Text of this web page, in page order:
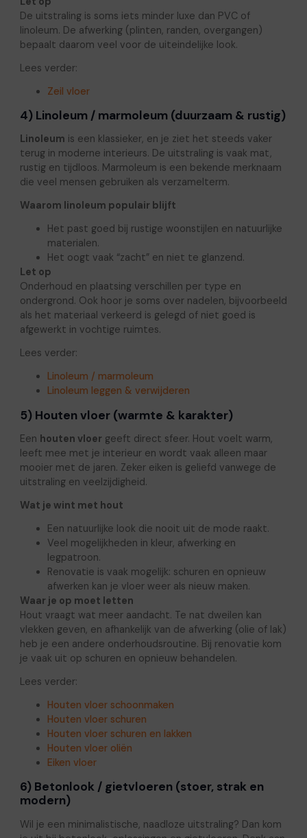
De uitstraling is soms iets minder luxe dan PVC of
linoleum. De afwerking (plinten, randen, overgangen)
bepaalt daarom veel voor de uiteindelijke look.
Lees verder:
Zeil vloer
4) Linoleum / marmoleum (duurzaam & rustig)
Linoleum is een klassieker, en je ziet het steeds vaker
terug in moderne interieurs. De uitstraling is vaak mat,
rustig en tijdloos. Marmoleum is een bekende merknaam
die veel mensen gebruiken als verzamelterm.
Waarom linoleum populair blijft
Het past goed bij rustige woonstijlen en natuurlijke
materialen.
Het oogt vaak “zacht” en niet te glanzend.
Let op
Onderhoud en plaatsing verschillen per type en
ondergrond. Ook hoor je soms over nadelen, bijvoorbeeld
als het materiaal verkeerd is gelegd of niet goed is
afgewerkt in vochtige ruimtes.
Lees verder:
Linoleum / marmoleum
Linoleum leggen & verwijderen
5) Houten vloer (warmte & karakter)
Een houten vloer geeft direct sfeer. Hout voelt warm,
leeft mee met je interieur en wordt vaak alleen maar
mooier met de jaren. Zeker eiken is geliefd vanwege de
uitstraling en veelzijdigheid.
Wat je wint met hout
Een natuurlijke look die nooit uit de mode raakt.
Veel mogelijkheden in kleur, afwerking en
legpatroon.
Renovatie is vaak mogelijk: schuren en opnieuw
afwerken kan je vloer weer als nieuw maken.
Waar je op moet letten
Hout vraagt wat meer aandacht. Te nat dweilen kan
vlekken geven, en afhankelijk van de afwerking (olie of lak)
heb je een andere onderhoudsroutine. Bij renovatie kom
je vaak uit op schuren en opnieuw behandelen.
Lees verder:
Houten vloer schoonmaken
Houten vloer schuren
Houten vloer schuren en lakken
Houten vloer oliën
Eiken vloer
6) Betonlook / gietvloeren (stoer, strak en
modern)
Wil je een minimalistische, naadloze uitstraling? Dan kom